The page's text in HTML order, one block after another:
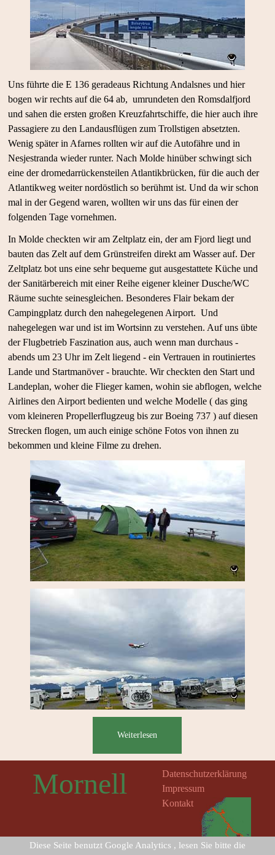
Uns führte die E 136 geradeaus Richtung Andalsnes und hier
bogen wir rechts auf die 64 ab, umrundeten den Romsdalfjord
und sahen die ersten großen Kreuzfahrtschiffe, die hier auch ihre
Passagiere zu den Landausflügen zum Trollstigen absetzten.
Wenig später in Afarnes rollten wir auf die Autofähre und in
Nesjestranda wieder runter. Nach Molde hinüber schwingt sich
eine der dromedarrückensteilen Atlantikbrücken, für die auch der
Atlantikweg weiter nordöstlich so berühmt ist. Und da wir schon
mal in der Gegend waren, wollten wir uns das für einen der
folgenden Tage vornehmen.
In Molde checkten wir am Zeltplatz ein, der am Fjord liegt und
bauten das Zelt auf dem Grünstreifen direkt am Wasser auf. Der
Zeltplatz bot uns eine sehr bequeme gut ausgestattete Küche und
der Sanitärbereich mit einer Reihe eigener kleiner Dusche/WC
Räume suchte seinesgleichen. Besonderes Flair bekam der
Campingplatz durch den nahegelegenen Airport. Und
nahegelegen war und ist im Wortsinn zu verstehen. Auf uns übte
der Flugbetrieb Faszination aus, auch wenn man durchaus -
abends um 23 Uhr im Zelt liegend - ein Vertrauen in routiniertes
Lande und Startmanöver - brauchte. Wir checkten den Start und
Landeplan, woher die Flieger kamen, wohin sie abflogen, welche
Airlines den Airport bedienten und welche Modelle ( das ging
vom kleineren Propellerflugzeug bis zur Boeing 737 ) auf diesen
Strecken flogen, um auch einige schöne Fotos von ihnen zu
bekommen und kleine Filme zu drehen.
Weiterlesen
Mornell
Datenschutzerklärung
Impressum
Kontakt
Diese Seite benutzt Google Analytics , lesen Sie bitte die